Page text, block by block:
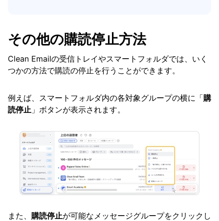
その他の購読停止方法
Clean Emailの受信トレイやスマートフォルダでは、いく
つかの方法で購読の停止を行うことができます。
例えば、スマートフォルダ内の各対象グループの横に「購
読停止 」ボタンが表示されます。
また、 購読停止が可能なメッセージグループをクリックし